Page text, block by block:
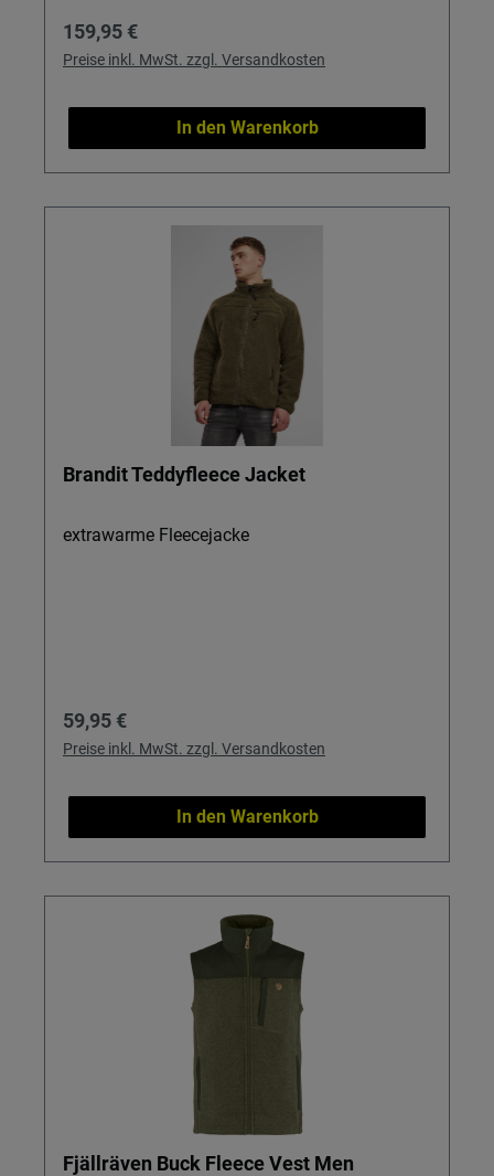
Regulärer Preis:
159,95 €
Preise inkl. MwSt. zzgl. Versandkosten
In den Warenkorb
Brandit Teddyfleece Jacket
extrawarme Fleecejacke
Regulärer Preis:
59,95 €
Preise inkl. MwSt. zzgl. Versandkosten
In den Warenkorb
Fjällräven Buck Fleece Vest Men